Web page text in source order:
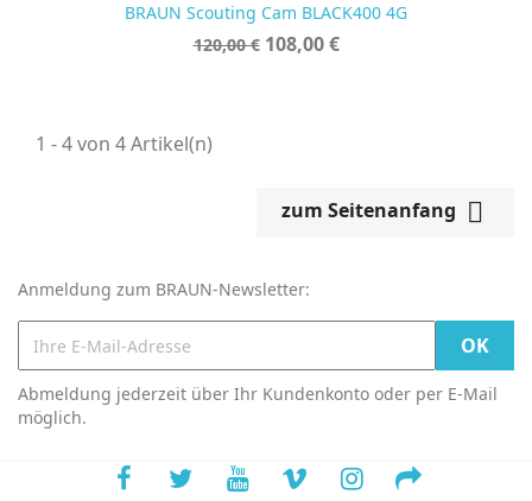
BRAUN Scouting Cam BLACK400 4G
Verkaufspreis
120,00 € Preis
108,00 €
1 - 4 von 4 Artikel(n)
zum Seitenanfang 
Anmeldung zum BRAUN-Newsletter:
Abmeldung jederzeit über Ihr Kundenkonto oder per E-Mail
möglich.